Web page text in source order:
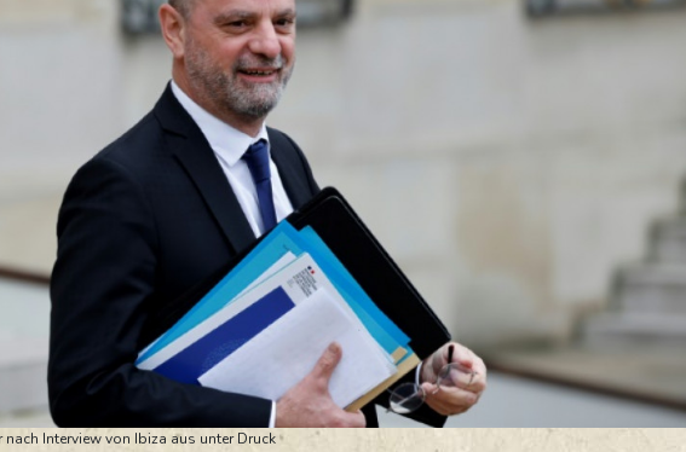
Interview von Ibiza aus unter Druck